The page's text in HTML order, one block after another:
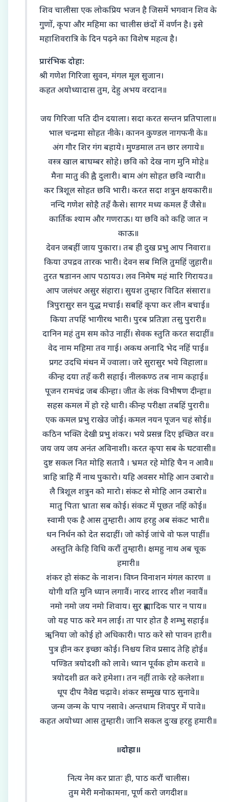
शिव चालीसा एक लोकप्रिय भजन है जिसमें भगवान शिव के
गुणों, कृपा और महिमा का चालीस छंदों में वर्णन है। इसे
महाशिवरात्रि के दिन पढ़ने का विशेष महत्व है।
प्रारंभिक दोहा:
श्री गणेश गिरिजा सुवन, मंगल मूल सुजान।
कहत अयोध्यादास तुम, देहु अभय वरदान॥
जय गिरिजा पति दीन दयाला। सदा करत सन्तन प्रतिपाला॥
भाल चन्द्रमा सोहत नीके। कानन कुण्डल नागफनी के॥
अंग गौर शिर गंग बहाये। मुण्डमाल तन छार लगाये॥
वस्त्र खाल बाघम्बर सोहे। छवि को देख नाग मुनि मोहे॥
मैना मातु की ह्वै दुलारी। बाम अंग सोहत छवि न्यारी॥
कर त्रिशूल सोहत छवि भारी। करत सदा शत्रुन क्षयकारी॥
नन्दि गणेश सोहै तहँ कैसे। सागर मध्य कमल हैं जैसे॥
कार्तिक श्याम और गणराऊ। या छवि को कहि जात न
काऊ॥
देवन जबहीं जाय पुकारा। तब ही दुख प्रभु आप निवारा॥
किया उपद्रव तारक भारी। देवन सब मिलि तुमहिं जुहारी॥
तुरत षडानन आप पठायउ। लव निमेष महं मारि गिरायउ॥
आप जलंधर असुर संहारा। सुयश तुम्हार विदित संसारा॥
त्रिपुरासुर सन युद्ध मचाई। सबहिं कृपा कर लीन बचाई॥
किया तपहिं भागीरथ भारी। पुरब प्रतिज्ञा तसु पुरारी॥
दानिन महं तुम सम कोउ नाहीं। सेवक स्तुति करत सदाहीं॥
वेद नाम महिमा तव गाई। अकथ अनादि भेद नहिं पाई॥
प्रगट उदधि मंथन में ज्वाला। जरे सुरासुर भये विहाला॥
कीन्ह दया तहँ करी सहाई। नीलकण्ठ तब नाम कहाई॥
पूजन रामचंद्र जब कीन्हा। जीत के लंक विभीषण दीन्हा॥
सहस कमल में हो रहे धारी। कीन्ह परीक्षा तबहिं पुरारी॥
एक कमल प्रभु राखेउ जोई। कमल नयन पूजन चहं सोई॥
कठिन भक्ति देखी प्रभु शंकर। भये प्रसन्न दिए इच्छित वर॥
जय जय जय अनंत अविनाशी। करत कृपा सब के घटवासी॥
दुष्ट सकल नित मोहि सतावै । भ्रमत रहे मोहि चैन न आवै॥
त्राहि त्राहि मैं नाथ पुकारो। यहि अवसर मोहि आन उबारो॥
लै त्रिशूल शत्रुन को मारो। संकट से मोहि आन उबारो॥
मातु पिता भ्राता सब कोई। संकट में पूछत नहिं कोई॥
स्वामी एक है आस तुम्हारी। आय हरहु अब संकट भारी॥
धन निर्धन को देत सदाहीं। जो कोई जांचे वो फल पाहीं॥
अस्तुति केहि विधि करौं तुम्हारी। क्षमहु नाथ अब चूक
हमारी॥
शंकर हो संकट के नाशन। विघ्न विनाशन मंगल कारण ॥
योगी यति मुनि ध्यान लगावैं। नारद शारद शीश नवावैं॥
नमो नमो जय नमो शिवाय। सुर ब्रह्मादिक पार न पाय॥
जो यह पाठ करे मन लाई। ता पार होत है शम्भु सहाई॥
ॠनिया जो कोई हो अधिकारी। पाठ करे सो पावन हारी॥
पुत्र हीन कर इच्छा कोई। निश्चय शिव प्रसाद तेहि होई॥
पण्डित त्रयोदशी को लावे। ध्यान पूर्वक होम करावे ॥
त्रयोदशी व्रत करे हमेशा। तन नहीं ताके रहे कलेशा॥
धूप दीप नैवेद्य चढ़ावे। शंकर सम्मुख पाठ सुनावे॥
जन्म जन्म के पाप नसावे। अन्तधाम शिवपुर में पावे॥
कहत अयोध्या आस तुम्हारी। जानि सकल दुःख हरहु हमारी॥
॥दोहा॥
नित्य नेम कर प्रातः ही, पाठ करौं चालीस।
तुम मेरी मनोकामना, पूर्ण करो जगदीश॥